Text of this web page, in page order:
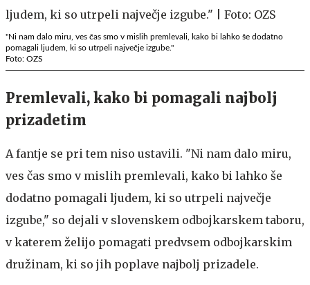
"Ni nam dalo miru, ves čas smo v mislih premlevali, kako bi lahko še dodatno
pomagali ljudem, ki so utrpeli največje izgube."
Foto: OZS
Premlevali, kako bi pomagali najbolj
prizadetim
A fantje se pri tem niso ustavili. "Ni nam dalo miru,
ves čas smo v mislih premlevali, kako bi lahko še
dodatno pomagali ljudem, ki so utrpeli največje
izgube," so dejali v slovenskem odbojkarskem taboru,
v katerem želijo pomagati predvsem odbojkarskim
družinam, ki so jih poplave najbolj prizadele.